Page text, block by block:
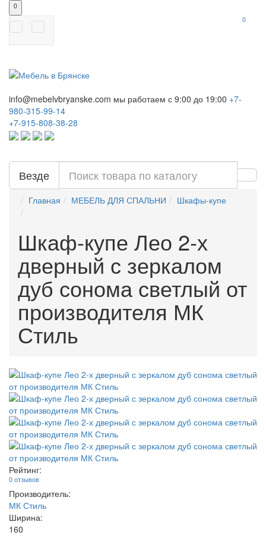
0
0
info@mebelvbryanske.com мы работаем с 9:00 до 19:00 +7-
980-315-99-14
+7-915-808-38-28
Везде
Главная МЕБЕЛЬ ДЛЯ СПАЛЬНИ Шкафы-купе
Шкаф-купе Лео 2-х
дверный с зеркалом
дуб сонома светлый от
производителя МК
Стиль
Рейтинг:
0 отзывов
Производитель:
МК Стиль
Ширина:
160